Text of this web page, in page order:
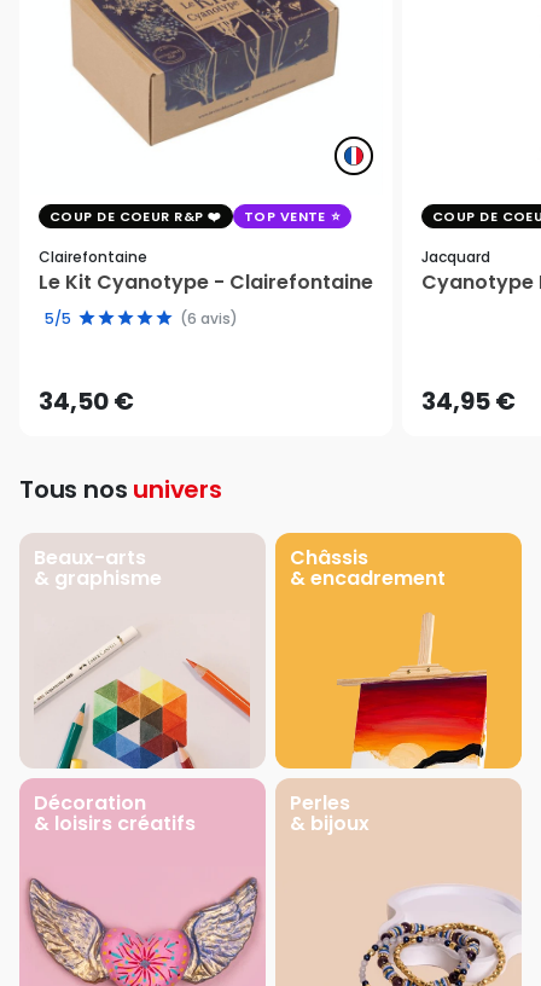
COUP DE COEUR R&P TOP VENTE
Clairefontaine
Le Kit Cyanotype - Clairefontaine
5/5 (6 avis)
34,50 €
COUP DE
Jacquard
Cyanotype
34,95 €
Tous nos univers
Beaux-arts
& graphisme
Châssis
& encadrement
Décoration
& loisirs créatifs
Perles
& bijoux